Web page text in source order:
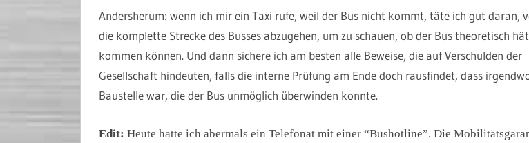
Andersherum: wenn ich mir ein Taxi rufe, weil der Bus nicht kommt, täte ich gut daran,
die komplette Strecke des Busses abzugehen, um zu schauen, ob der Bus theoretisch
kommen können. Und dann sichere ich am besten alle Beweise, die auf Verschulden der
Gesellschaft hindeuten, falls die interne Prüfung am Ende doch rausfindet, dass
Baustelle war, die der Bus unmöglich überwinden konnte.
Edit: Heute hatte ich abermals ein Telefonat mit einer “Bushotline”. Die